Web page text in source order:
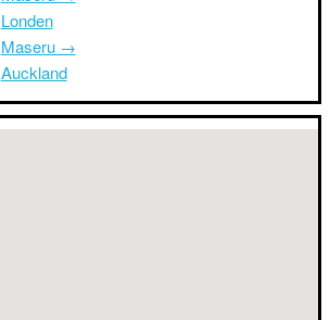
Londen
Maseru →
Auckland